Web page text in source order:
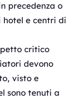
precedenza o
e centri di
critico
devono
visto e
sono tenuti a